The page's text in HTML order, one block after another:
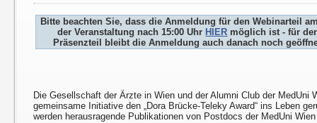
Bitte beachten Sie, dass die Anmeldung für den Webinarteil
der Veranstaltung nach 15:00 Uhr HIER möglich ist - für
Präsenzteil bleibt die Anmeldung auch danach noch
Die Gesellschaft der Ärzte in Wien und der Alumni Club der MedUni
gemeinsame Initiative den „Dora Brücke-Teleky Award“ ins Leben
werden herausragende Publikationen von Postdocs der MedUni